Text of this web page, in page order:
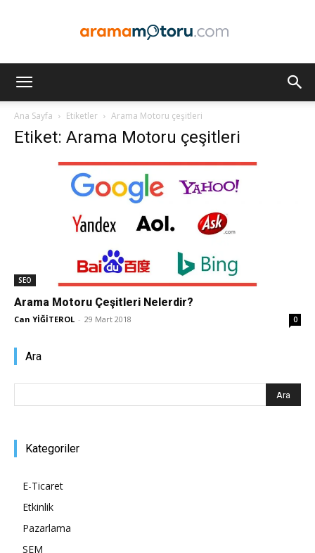
Optimizasyonu
–
Ana Sayfa Etiketler Arama Motoru çeşitleri
Etiket: Arama Motoru çeşitleri
SEO
Arama Motoru Çeşitleri Nelerdir?
Can YİĞİTEROL - 29 Mart 2018 0
Ara
Kategoriler
E-Ticaret
Etkinlik
Pazarlama
SEM